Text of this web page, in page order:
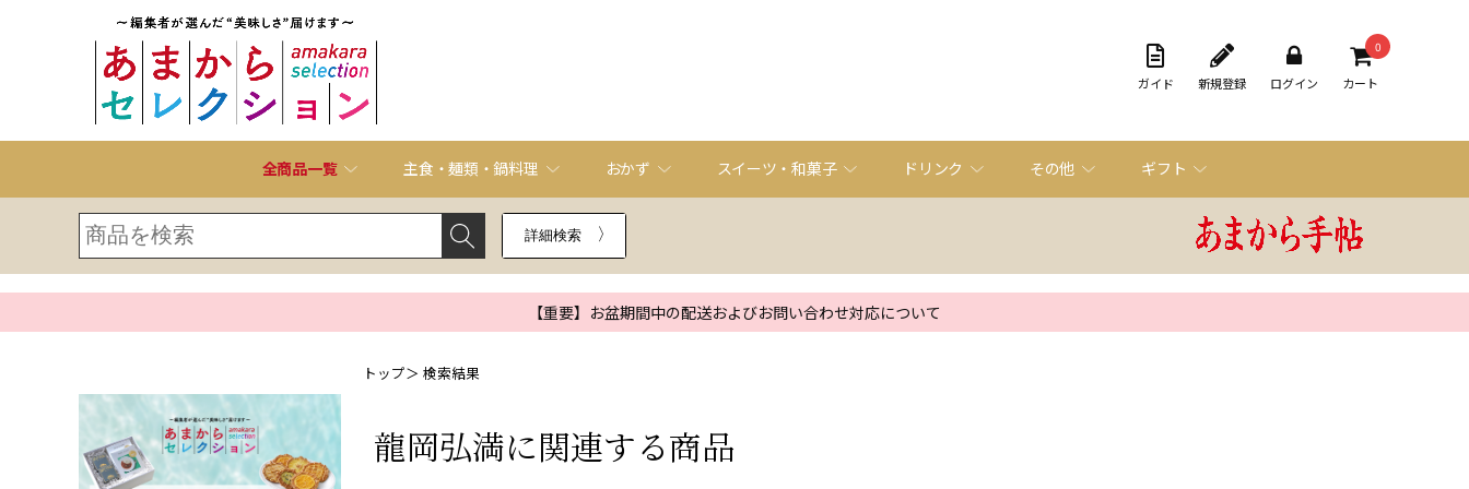
ガイド 新規登録 ログイン
0
カート
全商品一覧 主食・麺類・鍋料理 おかず スイーツ・和菓子 ドリンク その他 ギフト
詳細検索
【重要】お盆期間中の配送およびお問い合わせ対応について
トップ＞ 検索結果
龍岡弘満に関連する商品